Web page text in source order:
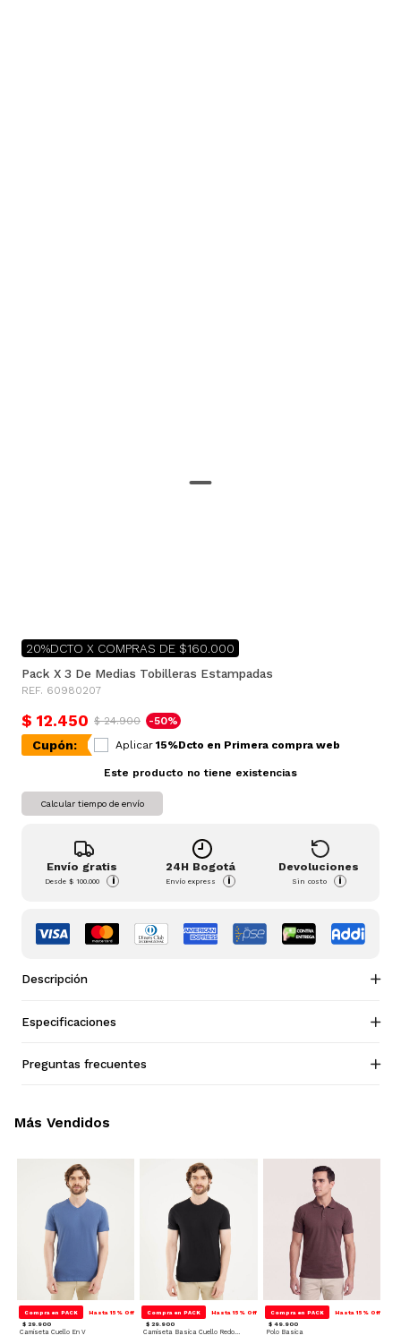
20%DCTO X COMPRAS DE $160.000
Pack X 3 De Medias Tobilleras Estampadas
REF. 60980207
$ 12.450 $ 24.900 -50%
Cupón: Aplicar 15%Dcto en Primera compra web
Este producto no tiene existencias
Calcular tiempo de envío
Envío gratis
Desde$ 100.000 i
24H Bogotá
Envío express i
Devoluciones
Sin costo i
Descripción
Especificaciones
Preguntas frecuentes
Compra en PACK Hasta 15% Off
$ 29.900
Camiseta Cuello En V
Compra en PACK Hasta 15% Off
$ 29.900
Camiseta Basica Cuello Redondo
Compra en PACK Hasta 15% Off
$ 49.900
Polo Basica
Más Vendidos